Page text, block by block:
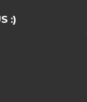
:)